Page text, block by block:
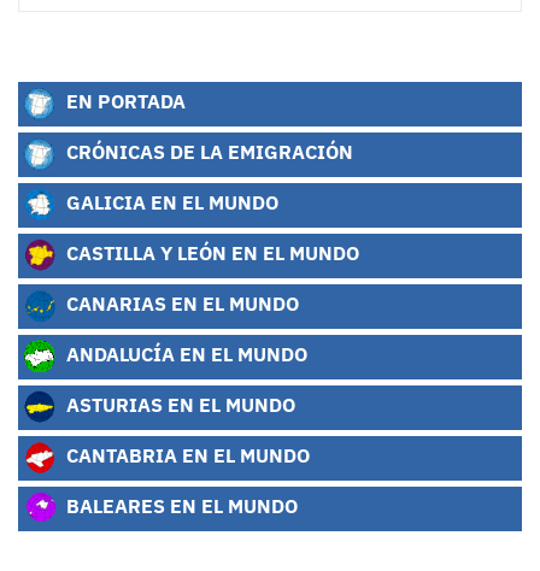
EN PORTADA
CRÓNICAS DE LA EMIGRACIÓN
GALICIA EN EL MUNDO
CASTILLA Y LEÓN EN EL MUNDO
CANARIAS EN EL MUNDO
ANDALUCÍA EN EL MUNDO
ASTURIAS EN EL MUNDO
CANTABRIA EN EL MUNDO
BALEARES EN EL MUNDO